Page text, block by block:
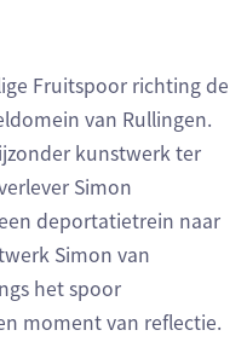
Fruitspoor richting de
van Rullingen.
kunstwerk ter
Simon
deportatietrein naar
Simon van
het spoor
moment van reflectie.